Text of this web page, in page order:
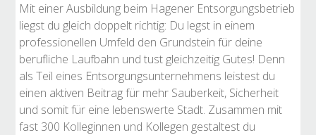
Mit einer Ausbildung beim Hagener Entsorgungsbetrieb
liegst du gleich doppelt richtig: Du legst in einem
professionellen Umfeld den Grundstein für deine
berufliche Laufbahn und tust gleichzeitig Gutes! Denn
als Teil eines Entsorgungsunternehmens leistest du
einen aktiven Beitrag für mehr Sauberkeit, Sicherheit
und somit für eine lebenswerte Stadt. Zusammen mit
fast 300 Kolleginnen und Kollegen gestaltest du